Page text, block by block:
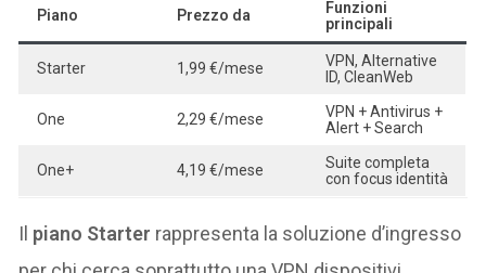
Piano Prezzo da
Funzioni
principali
Starter 1,99 €/mese
VPN, Alternative
ID, CleanWeb
One 2,29 €/mese
VPN + Antivirus +
Alert + Search
One+ 4,19 €/mese
Suite completa
con focus identità
Il piano Starter rappresenta la soluzione d’ingresso